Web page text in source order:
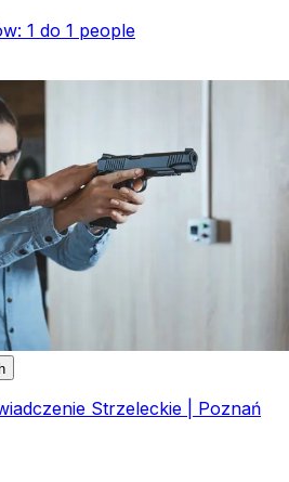
1 do 1 people
Strzeleckie | Poznań